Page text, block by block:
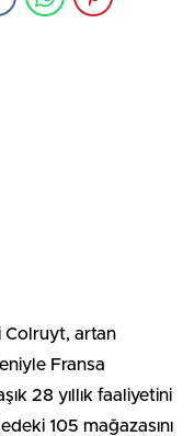
Colruyt, artan
Fransa
28 yıllık faaliyetini
105 mağazasını